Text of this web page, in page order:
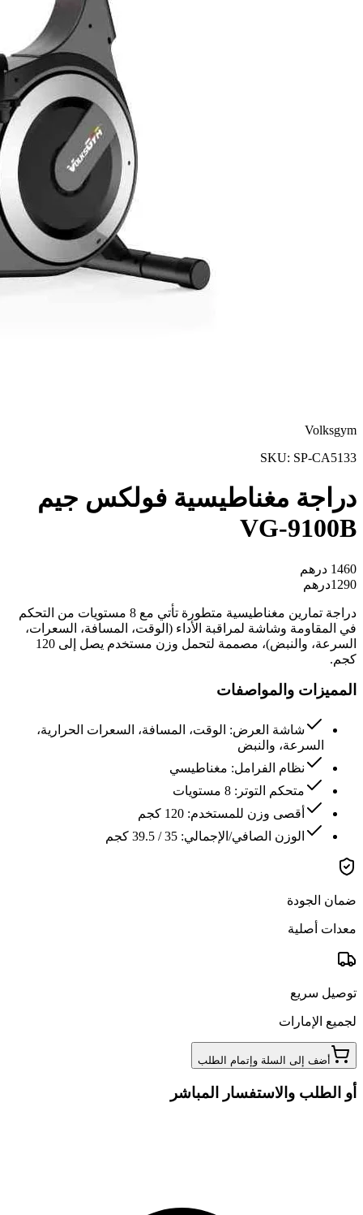
Volksgym
SKU: SP-CA5133
دراجة مغناطيسية فولكس جيم
VG-9100B
1460 درهم
1290درهم
دراجة تمارين مغناطيسية متطورة تأتي مع 8 مستويات من التحكم
في المقاومة وشاشة لمراقبة الأداء (الوقت، المسافة، السعرات،
السرعة، والنبض)، مصممة لتحمل وزن مستخدم يصل إلى 120
كجم.
المميزات والمواصفات
شاشة العرض: الوقت، المسافة، السعرات الحرارية،
السرعة، والنبض
نظام الفرامل: مغناطيسي
متحكم التوتر: 8 مستويات
أقصى وزن للمستخدم: 120 كجم
الوزن الصافي/الإجمالي: 35 / 39.5 كجم
ضمان الجودة
معدات أصلية
توصيل سريع
لجميع الإمارات
أضف إلى السلة وإتمام الطلب
أو الطلب والاستفسار المباشر